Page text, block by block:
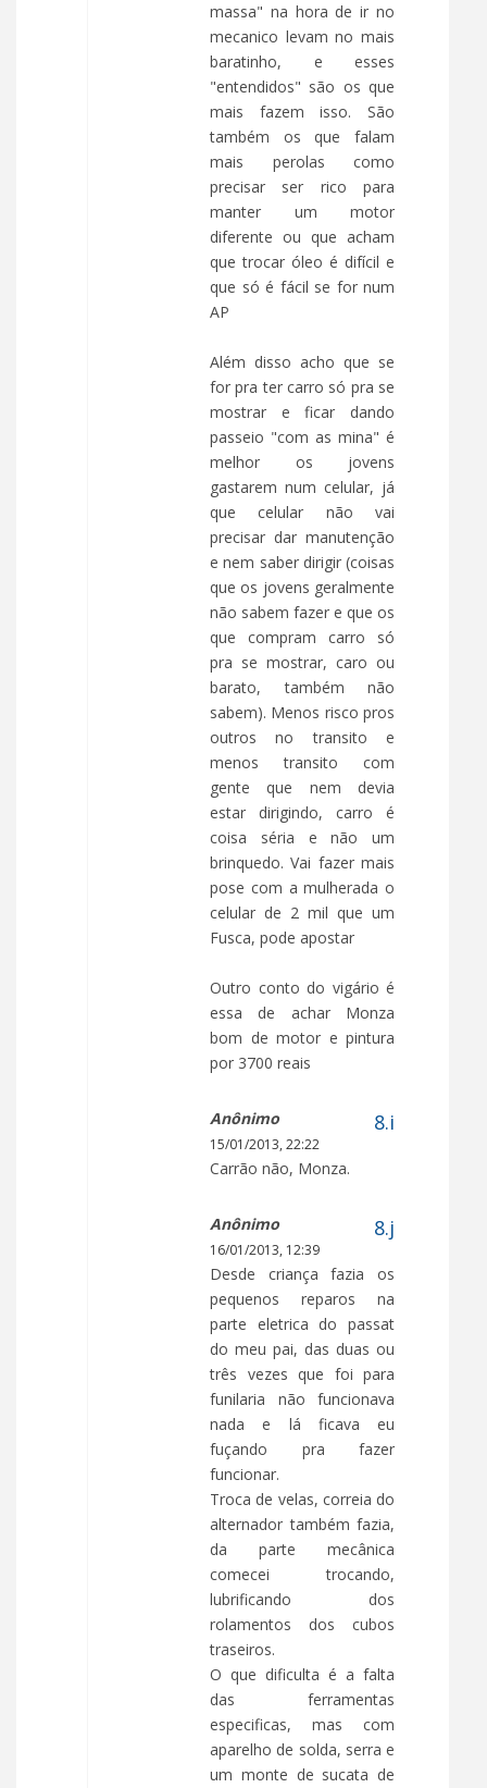
massa" na hora de ir no
mecanico levam no mais
baratinho, e esses
"entendidos" são os que
mais fazem isso. São
também os que falam
mais perolas como
precisar ser rico para
manter um motor
diferente ou que acham
que trocar óleo é difícil e
que só é fácil se for num
AP
Além disso acho que se
for pra ter carro só pra se
mostrar e ficar dando
passeio "com as mina" é
melhor os jovens
gastarem num celular, já
que celular não vai
precisar dar manutenção
e nem saber dirigir (coisas
que os jovens geralmente
não sabem fazer e que os
que compram carro só
pra se mostrar, caro ou
barato, também não
sabem). Menos risco pros
outros no transito e
menos transito com
gente que nem devia
estar dirigindo, carro é
coisa séria e não um
brinquedo. Vai fazer mais
pose com a mulherada o
celular de 2 mil que um
Fusca, pode apostar
Outro conto do vigário é
essa de achar Monza
bom de motor e pintura
por 3700 reais
Anônimo
15/01/2013, 22:22
Carrão não, Monza.
Anônimo
16/01/2013, 12:39
Desde criança fazia os
pequenos reparos na
parte eletrica do passat
do meu pai, das duas ou
três vezes que foi para
funilaria não funcionava
nada e lá ficava eu
fuçando pra fazer
funcionar.
Troca de velas, correia do
alternador também fazia,
da parte mecânica
comecei trocando,
lubrificando dos
rolamentos dos cubos
traseiros.
O que dificulta é a falta
das ferramentas
especificas, mas com
aparelho de solda, serra e
um monte de sucata de